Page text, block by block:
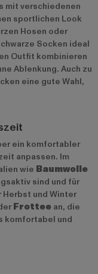
mit verschiedenen
sportlichen Look
Hosen oder
Socken ideal
Outfit kombinieren
Ablenkung. Auch zu
eine gute Wahl,
ein komfortabler
anpassen. Im
wie Baumwolle
sind und für
Herbst und Winter
Frottee an, die
komfortabel und